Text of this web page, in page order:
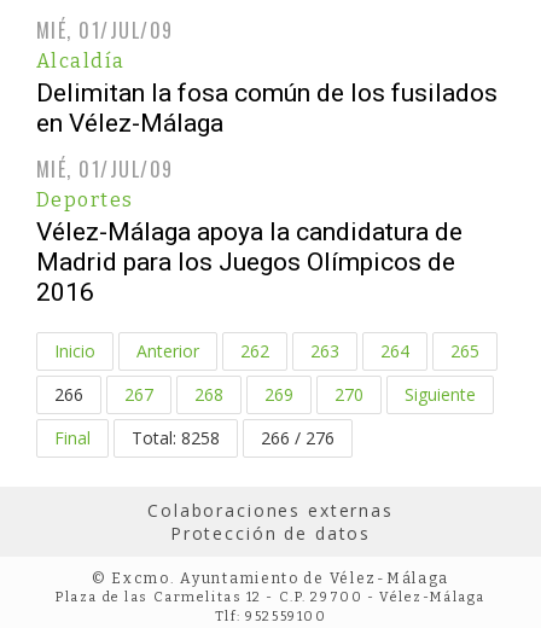
MIÉ, 01/JUL/09
Alcaldía
Delimitan la fosa común de los fusilados
en Vélez-Málaga
MIÉ, 01/JUL/09
Deportes
Vélez-Málaga apoya la candidatura de
Madrid para los Juegos Olímpicos de
2016
Inicio Anterior 262 263 264
265
266
267 268 269 270
Siguiente
Final
Total: 8258 266 / 276
Colaboraciones externas
Protección de datos
© Excmo. Ayuntamiento de Vélez-Málaga
Plaza de las Carmelitas 12 - C.P. 29700 - Vélez-Málaga
Tlf: 952559100